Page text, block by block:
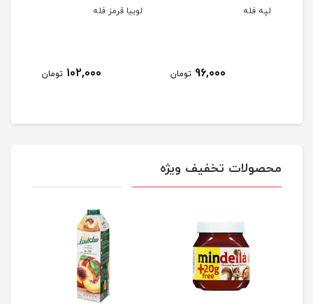
لپه فله
96,000 تومان
لوبیا قرمز فله
102,000 تومان
محصولات تخفیف ویژه